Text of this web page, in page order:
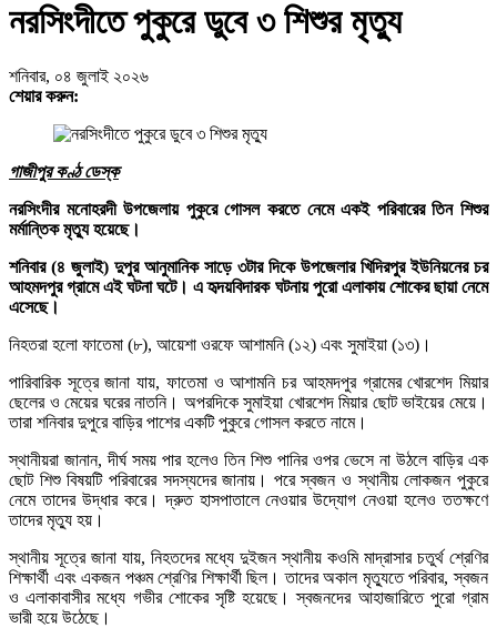
নরসিংদীতে পুকুরে ডুবে ৩ শিশুর মৃত্যু
শনিবার, ০৪ জুলাই ২০২৬
শেয়ার করুন:
গাজীপুর কণ্ঠ ডেস্ক
নরসিংদীর মনোহরদী উপজেলায় পুকুরে গোসল করতে নেমে একই পরিবারের তিন শিশুর
মর্মান্তিক মৃত্যু হয়েছে।
শনিবার (৪ জুলাই) দুপুর আনুমানিক সাড়ে ৩টার দিকে উপজেলার খিদিরপুর ইউনিয়নের চর
আহমদপুর গ্রামে এই ঘটনা ঘটে। এ হৃদয়বিদারক ঘটনায় পুরো এলাকায় শোকের ছায়া নেমে
এসেছে।
নিহতরা হলো ফাতেমা (৮), আয়েশা ওরফে আশামনি (১২) এবং সুমাইয়া (১৩)।
পারিবারিক সূত্রে জানা যায়, ফাতেমা ও আশামনি চর আহমদপুর গ্রামের খোরশেদ মিয়ার
ছেলের ও মেয়ের ঘরের নাতনি। অপরদিকে সুমাইয়া খোরশেদ মিয়ার ছোট ভাইয়ের মেয়ে।
তারা শনিবার দুপুরে বাড়ির পাশের একটি পুকুরে গোসল করতে নামে।
স্থানীয়রা জানান, দীর্ঘ সময় পার হলেও তিন শিশু পানির ওপর ভেসে না উঠলে বাড়ির এক
ছোট শিশু বিষয়টি পরিবারের সদস্যদের জানায়। পরে স্বজন ও স্থানীয় লোকজন পুকুরে
নেমে তাদের উদ্ধার করে। দ্রুত হাসপাতালে নেওয়ার উদ্যোগ নেওয়া হলেও ততক্ষণে
তাদের মৃত্যু হয়।
স্থানীয় সূত্রে জানা যায়, নিহতদের মধ্যে দুইজন স্থানীয় কওমি মাদ্রাসার চতুর্থ শ্রেণির
শিক্ষার্থী এবং একজন পঞ্চম শ্রেণির শিক্ষার্থী ছিল। তাদের অকাল মৃত্যুতে পরিবার, স্বজন
ও এলাকাবাসীর মধ্যে গভীর শোকের সৃষ্টি হয়েছে। স্বজনদের আহাজারিতে পুরো গ্রাম
ভারী হয়ে উঠেছে।